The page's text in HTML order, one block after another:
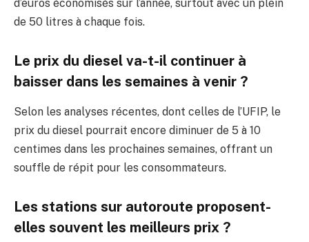
d’euros économisés sur l’année, surtout avec un plein
de 50 litres à chaque fois.
Le prix du diesel va-t-il continuer à
baisser dans les semaines à venir ?
Selon les analyses récentes, dont celles de l’UFIP, le
prix du diesel pourrait encore diminuer de 5 à 10
centimes dans les prochaines semaines, offrant un
souffle de répit pour les consommateurs.
Les stations sur autoroute proposent-
elles souvent les meilleurs prix ?